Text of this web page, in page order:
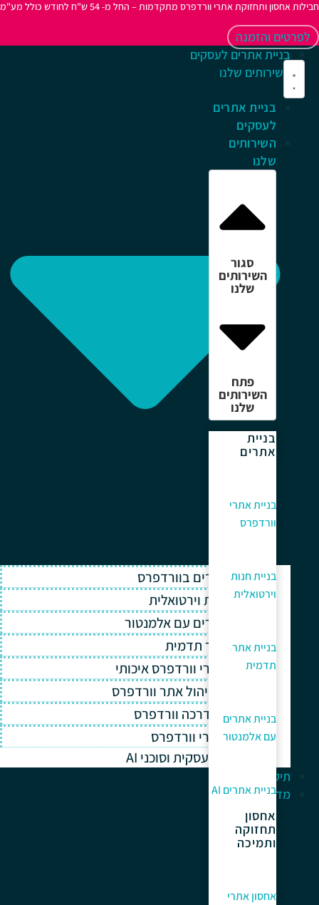
אחסון ותחזוקת אתרי וורדפרס מתקדמות – החל מ- 54 ש"ח לחודש כולל מע"מ
לפרטים והזמנה
בניית אתרים
לעסקים
השירותים
שלנו
סגור
השירותים
שלנו
פתח
השירותים
שלנו
בניית
אתרים
בניית אתרי
וורדפרס
בניית חנות
וירטואלית
בניית אתר
תדמית
בניית אתרים
עם אלמנטור
בניית אתרים AI
אחסון
תחזוקה
ותמיכה
אחסון אתרי
בניית אתרים לעסקים
השירותים שלנו
בניית אתרים בוורדפרס
בניית חנות וירטואלית
בניית אתרים עם אלמנטור
בניית אתר תדמית
אחסון אתרי וורדפרס איכותי
תחזוקה וניהול אתר וורדפרס
תמיכה והדרכה וורדפרס
קידום אתרי וורדפרס
אוטומציה עסקית וסוכני AI
תיק עבודות
מדריך למתחלים